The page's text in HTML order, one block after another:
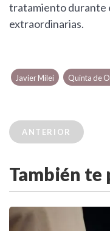
tratamiento durante
extraordinarias.
Javier Milei Quinta de
ANTERIOR
También te